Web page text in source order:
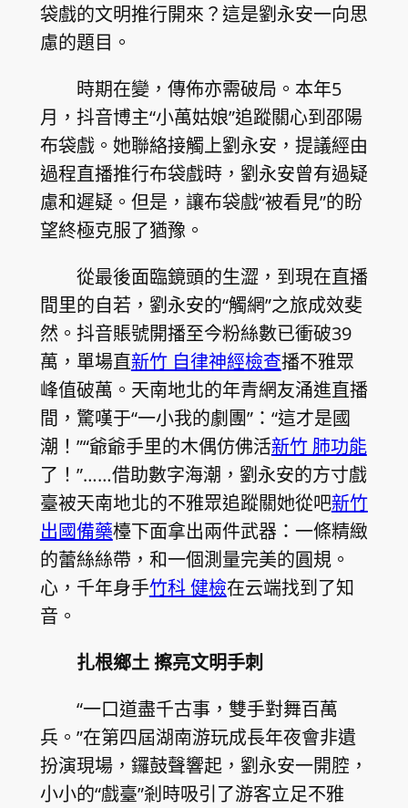
袋戲的文明推行開來？這是劉永安一向思
慮的題目。
時期在變，傳佈亦需破局。本年5
月，抖音博主“小萬姑娘”追蹤關心到邵陽
布袋戲。她聯絡接觸上劉永安，提議經由
過程直播推行布袋戲時，劉永安曾有過疑
慮和遲疑。但是，讓布袋戲“被看見”的盼
望終極克服了猶豫。
從最後面臨鏡頭的生澀，到現在直播
間里的自若，劉永安的“觸網”之旅成效斐
然。抖音賬號開播至今粉絲數已衝破39
萬，單場直新竹 自律神經檢查播不雅眾
峰值破萬。天南地北的年青網友涌進直播
間，驚嘆于“一小我的劇團”：“這才是國
潮！”“爺爺手里的木偶仿佛活新竹 肺功能
了！”……借助數字海潮，劉永安的方寸戲
臺被天南地北的不雅眾追蹤關她從吧新竹
出國備藥檯下面拿出兩件武器：一條精緻
的蕾絲絲帶，和一個測量完美的圓規。
心，千年身手竹科 健檢在云端找到了知
音。
扎根鄉土 擦亮文明手刺
“一口道盡千古事，雙手對舞百萬
兵。”在第四屆湖南游玩成長年夜會非遺
扮演現場，鑼鼓聲響起，劉永安一開腔，
小小的“戲臺”剎時吸引了游客立足不雅